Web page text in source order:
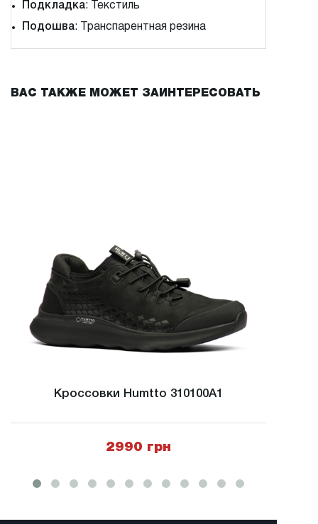
Подкладка: Текстиль
Подошва: Транспарентная резина
ВАС ТАКЖЕ МОЖЕТ ЗАИНТЕРЕСОВАТЬ
Кроссовки Humtto 310100A1
2990 грн